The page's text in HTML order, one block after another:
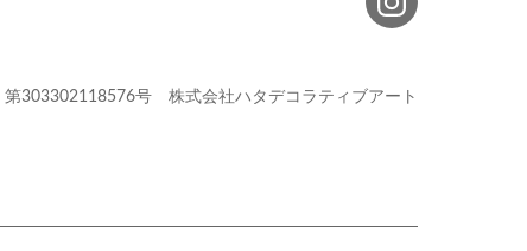
第303302118576号 株式会社ハタデコラティブアート